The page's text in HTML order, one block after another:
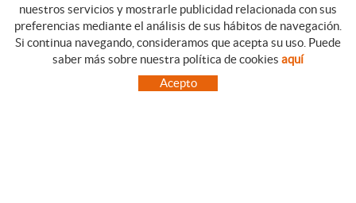
CATEGORIAS GUIA DE COMPRA
CONDICIONES DE COMPRA
PAGO
nuestros servicios y mostrarle publicidad relacionada con sus
preferencias mediante el análisis de sus hábitos de navegación.
Si continua navegando, consideramos que acepta su uso. Puede
saber más sobre nuestra política de cookies aquí
Acepto